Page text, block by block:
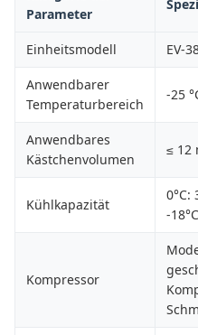
Parameter
Einheitsmodell EV-
Anwendbarer
Temperaturbereich
-25
Anwendbares
Kästchenvolumen
≤ 12
Kühlkapazität
0°C:
-
Kompressor